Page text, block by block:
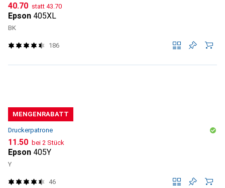
CHF
40.70 statt CHF
43.70
Epson 405XL
BK
186
MENGENRABATT
Druckerpatrone
CHF
11.50 bei 2 Stück
Epson 405Y
Y
46